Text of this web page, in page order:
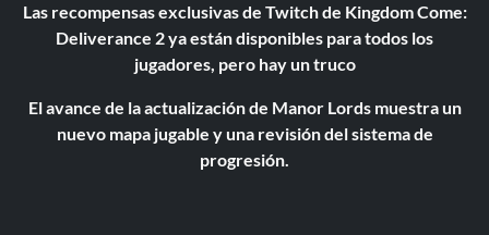
Las recompensas exclusivas de Twitch de Kingdom Come:
Deliverance 2 ya están disponibles para todos los
jugadores, pero hay un truco
El avance de la actualización de Manor Lords muestra un
nuevo mapa jugable y una revisión del sistema de
progresión.